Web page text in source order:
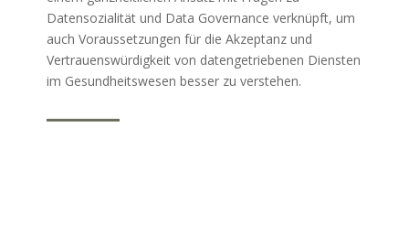
Datensozialität und Data Governance verknüpft, um
auch Voraussetzungen für die Akzeptanz und
Vertrauenswürdigkeit von datengetriebenen Diensten
im Gesundheitswesen besser zu verstehen.